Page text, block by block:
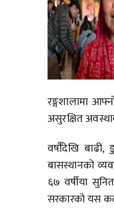
रङ्गशालामा
असुरक्षित
वर्षौँदेखि
बासस्थानको
६७ वर्षीया
सरकारको यस